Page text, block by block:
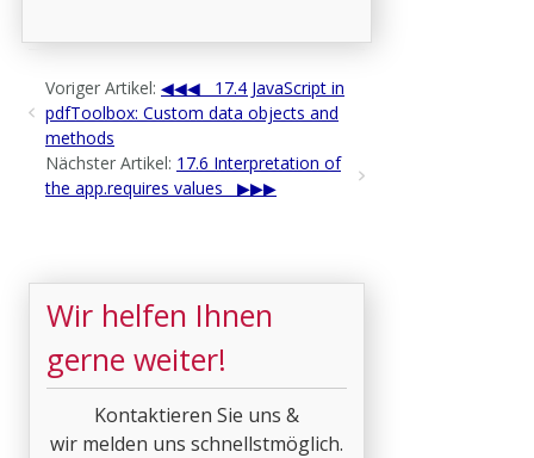
Voriger Artikel:
17.4 JavaScript in
pdfToolbox: Custom data objects and
methods
Nächster Artikel: 17.6 Interpretation of
the app.requires values
Wir helfen Ihnen
gerne weiter!
Kontaktieren Sie uns &
wir melden uns schnellstmöglich.